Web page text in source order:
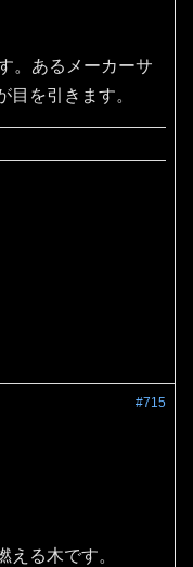
。あるメーカーサ
目を引きます。
#715
える木です。